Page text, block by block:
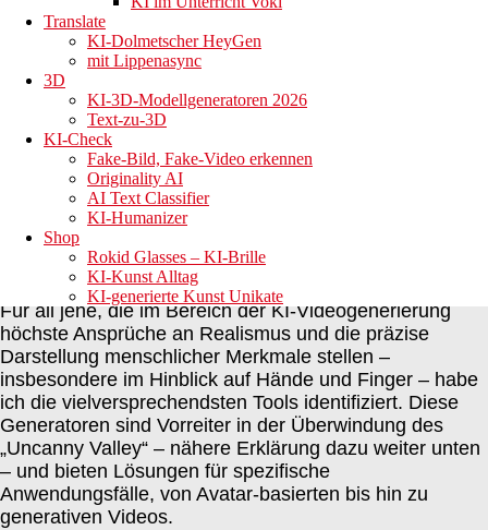
Translate
KI-Dolmetscher HeyGen
mit Lippenasync
3D
KI-3D-Modellgeneratoren 2026
Text-zu-3D
KI-Check
Fake-Bild, Fake-Video erkennen
Originality AI
AI Text Classifier
KI-Humanizer
Shop
Rokid Glasses – KI-Brille
KI-Kunst Alltag
KI-generierte Kunst Unikate
für die
menschliche
Anatomie
Für all jene, die im Bereich der KI-Videogenerierung
höchste Ansprüche an Realismus und die präzise
Darstellung menschlicher Merkmale stellen –
insbesondere im Hinblick auf Hände und Finger – habe
ich die vielversprechendsten Tools identifiziert. Diese
Generatoren sind Vorreiter in der Überwindung des
„Uncanny Valley“ – nähere Erklärung dazu weiter unten
– und bieten Lösungen für spezifische
Anwendungsfälle, von Avatar-basierten bis hin zu
generativen Videos.